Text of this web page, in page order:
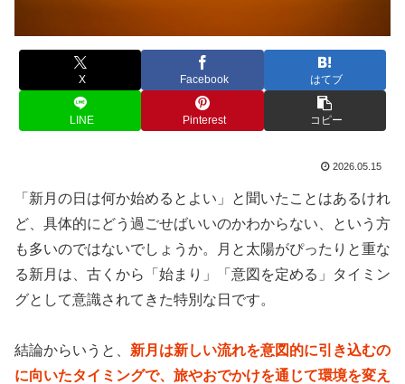
X Facebook はてブ
LINE Pinterest コピー
2026.05.15
「新月の日は何か始めるとよい」と聞いたことはあるけれ
ど、具体的にどう過ごせばいいのかわからない、という方
も多いのではないでしょうか。月と太陽がぴったりと重な
る新月は、古くから「始まり」「意図を定める」タイミン
グとして意識されてきた特別な日です。
結論からいうと、 新月は新しい流れを意図的に引き込むの
に向いたタイミングで、旅やおでかけを通じて環境を変え